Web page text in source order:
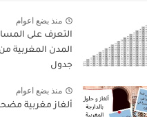
منذ بضع اعوام
التعرف على
المدن المغربية
جدول
منذ بضع اعوام
ألغاز مغربية